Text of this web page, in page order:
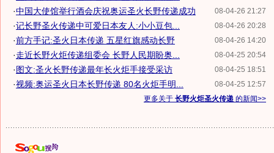
08-04-26 21:27
·中国大使馆举行酒会庆祝奥运圣火长野传递成功
08-04-26 20:28
·记长野圣火传递中可爱日本友人:小小豆包...
08-04-26 14:20
·前方手记:圣火日本传递 五星红旗感动长野
08-04-25 20:54
·走近长野火炬传递组委会 长野人民期盼奥...
08-04-25 18:51
·图文:圣火长野传递最年长火炬手接受采访
08-04-25 12:57
·视频:奥运圣火日本长野传递 80名火炬手明...
更多关于 长野火炬圣火传递 的新闻>>